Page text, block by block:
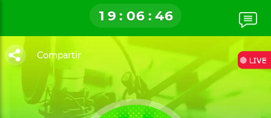
1 9 : 06 : 47
Compartir